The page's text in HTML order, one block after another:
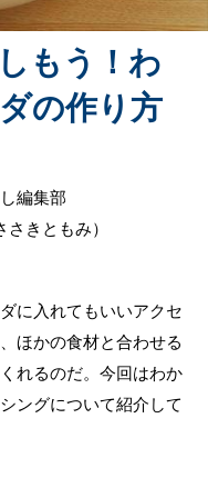
もう！わ
の作り方
編集部
きともみ）
に入れてもいいアクセ
ほかの食材と合わせる
れるのだ。今回はわか
ングについて紹介して